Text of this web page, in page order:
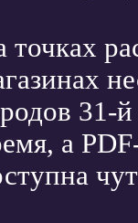
точках
31-
а